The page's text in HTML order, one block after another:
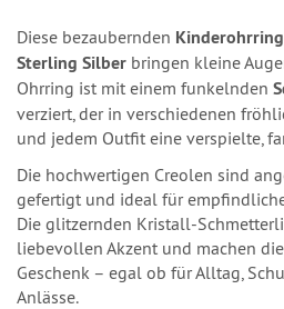
Diese bezaubernden
Sterling Silber bringen kleine
Ohrring ist mit einem funkelnden
verziert, der in verschiedenen
und jedem Outfit eine verspielte,
Die hochwertigen Creolen sind
gefertigt und ideal für
Die glitzernden Kristall-
liebevollen Akzent und machen
Geschenk – egal ob für Alltag,
Anlässe.